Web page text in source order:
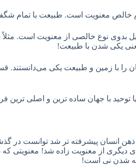
خالص معنویت است. طبیعت با تمام
بدوی نوع خالصی از معنویت است.
یکی شدن با طبیعت!
را با زمین و طبیعت یکی می‌دانستند.
یا توحید با جهان ساده ترین و اصلی
انسان پیشرفته تر شد توانست در
دیگری از معنویت زاده شد! معنویتی
شدن نی است!